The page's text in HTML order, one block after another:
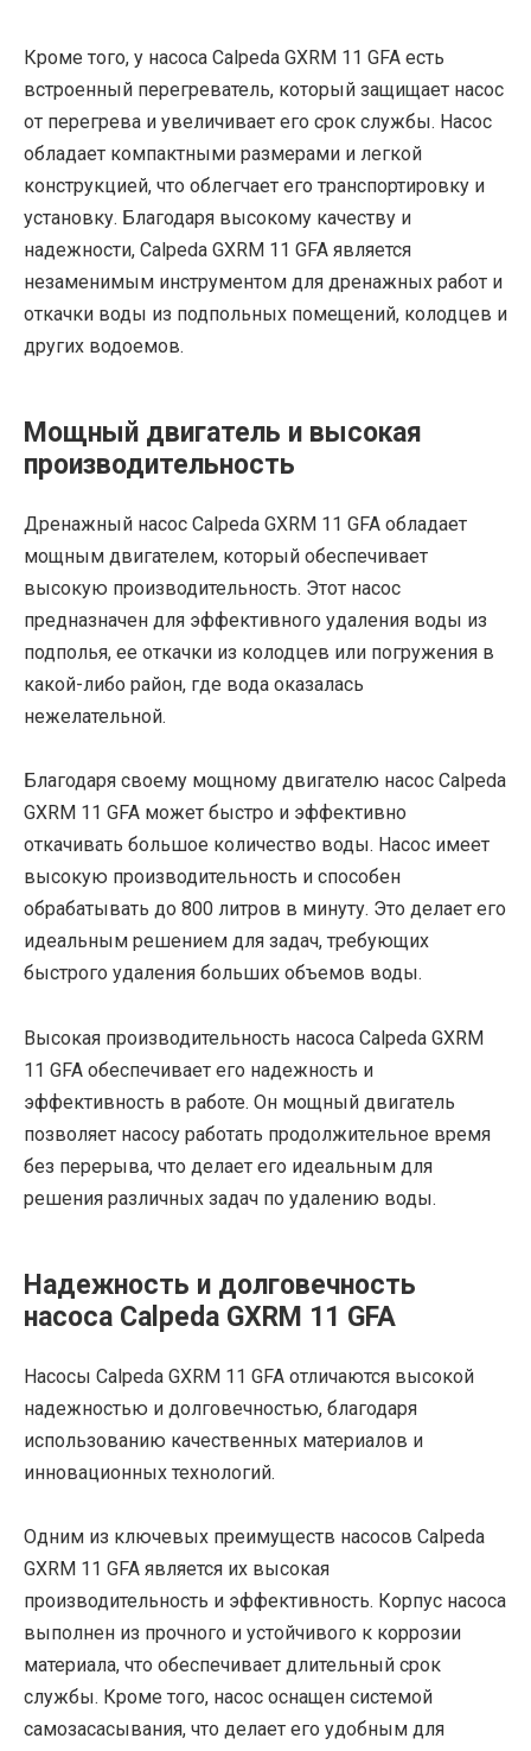
Кроме того, у насоса Calpeda GXRM 11 GFA есть
встроенный перегреватель, который защищает насос
от перегрева и увеличивает его срок службы. Насос
обладает компактными размерами и легкой
конструкцией, что облегчает его транспортировку и
установку. Благодаря высокому качеству и
надежности, Calpeda GXRM 11 GFA является
незаменимым инструментом для дренажных работ и
откачки воды из подпольных помещений, колодцев и
других водоемов.
Мощный двигатель и высокая
производительность
Дренажный насос Calpeda GXRM 11 GFA обладает
мощным двигателем, который обеспечивает
высокую производительность. Этот насос
предназначен для эффективного удаления воды из
подполья, ее откачки из колодцев или погружения в
какой-либо район, где вода оказалась
нежелательной.
Благодаря своему мощному двигателю насос Calpeda
GXRM 11 GFA может быстро и эффективно
откачивать большое количество воды. Насос имеет
высокую производительность и способен
обрабатывать до 800 литров в минуту. Это делает его
идеальным решением для задач, требующих
быстрого удаления больших объемов воды.
Высокая производительность насоса Calpeda GXRM
11 GFA обеспечивает его надежность и
эффективность в работе. Он мощный двигатель
позволяет насосу работать продолжительное время
без перерыва, что делает его идеальным для
решения различных задач по удалению воды.
Надежность и долговечность
насоса Calpeda GXRM 11 GFA
Насосы Calpeda GXRM 11 GFA отличаются высокой
надежностью и долговечностью, благодаря
использованию качественных материалов и
инновационных технологий.
Одним из ключевых преимуществ насосов Calpeda
GXRM 11 GFA является их высокая
производительность и эффективность. Корпус насоса
выполнен из прочного и устойчивого к коррозии
материала, что обеспечивает длительный срок
службы. Кроме того, насос оснащен системой
самозасасывания, что делает его удобным для